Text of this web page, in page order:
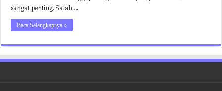
sangat penting. Salah …
Baca Selengkapnya »